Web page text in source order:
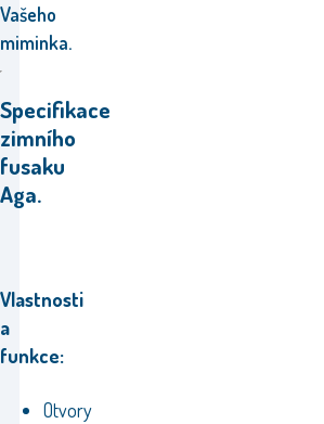
Vašeho
miminka.
Specifikace
zimního
fusaku
Aga.
Vlastnosti
a
funkce:
Otvory